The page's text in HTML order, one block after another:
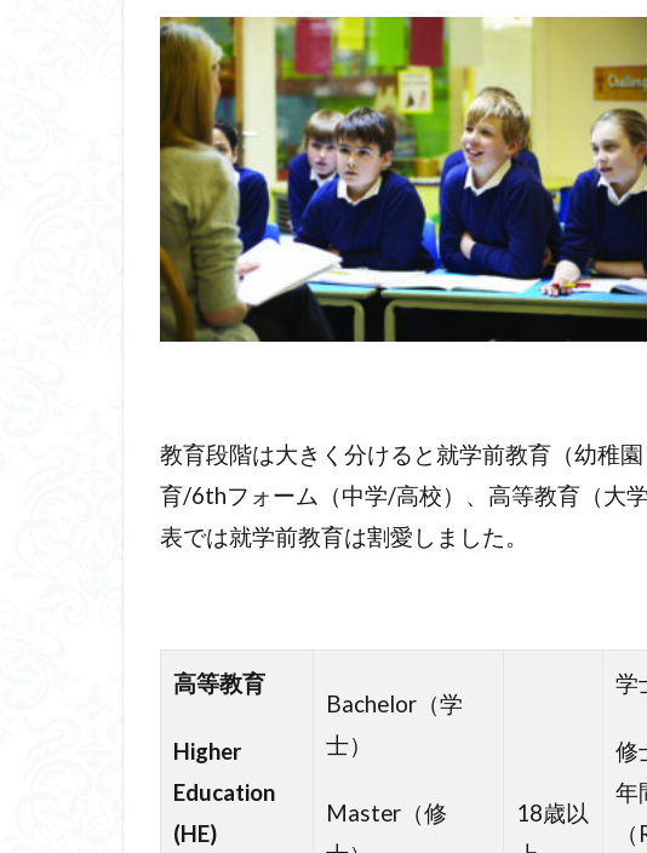
教育段階は大きく分けると就学前教育（幼稚
育/6thフォーム（中学/高校）、高等教育（大
表では就学前教育は割愛しました。
高等教育
Higher
Education
(HE)
Bachelor（学
士）
Master（修
18歳以
学
修
年